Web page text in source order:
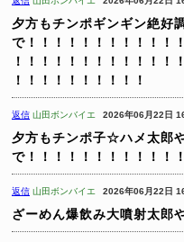
夕方もチンポギンギン絶好
で！！！！！！！！！！！
！！！！！！！！！！！！
！！！！！！！！！！
返信 山田ボンバイエ 2026年06月22日
夕方もチンポ子☆ハメ太郎
で！！！！！！！！！！！
返信 山田ボンバイエ 2026年06月22日
ざーめん爆飲み大噴射太郎